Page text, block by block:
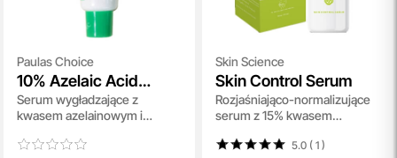
Paulas Choice
10% Azelaic Acid
Booster
Serum wygładzające z
kwasem azelainowym i
Skin Science
Skin Control Serum
Rozjaśniająco-normalizujące
serum z 15% kwasem
5.0 ( 1)